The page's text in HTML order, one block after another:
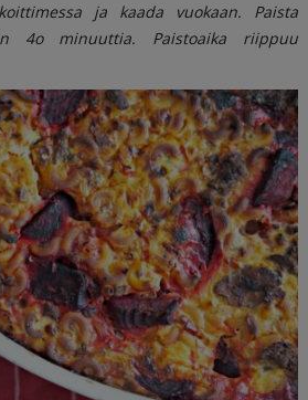
ja kaada vuokaan. Paista
4o minuuttia. Paistoaika riippuu